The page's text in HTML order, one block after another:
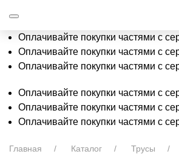
Оплачивайте покупки частями с
Оплачивайте покупки частями с
Оплачивайте покупки частями с
Оплачивайте покупки частями с
Оплачивайте покупки частями с
Оплачивайте покупки частями с
Главная Каталог Трусы